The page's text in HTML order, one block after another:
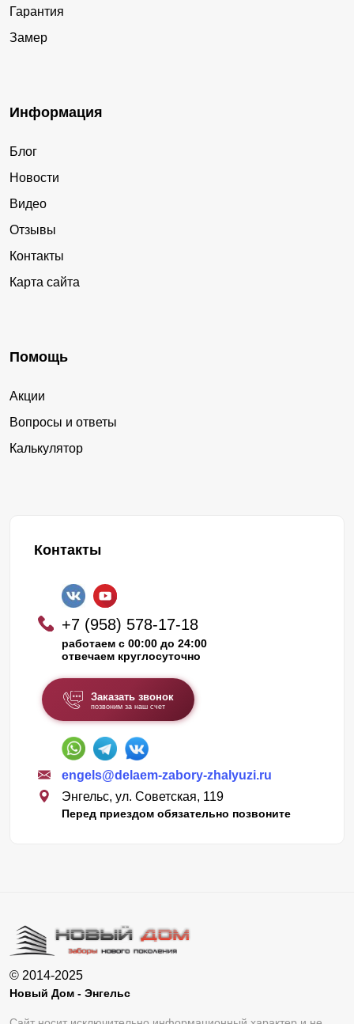
Гарантия
Замер
Информация
Блог
Новости
Видео
Отзывы
Контакты
Карта сайта
Помощь
Акции
Вопросы и ответы
Калькулятор
Контакты
+7 (958) 578-17-18
работаем с 00:00 до 24:00
отвечаем круглосуточно
Заказать звонок
позвоним за наш счет
engels@delaem-zabory-zhalyuzi.ru
Энгельс, ул. Советская, 119
Перед приездом обязательно позвоните
© 2014-2025
Новый Дом - Энгельс